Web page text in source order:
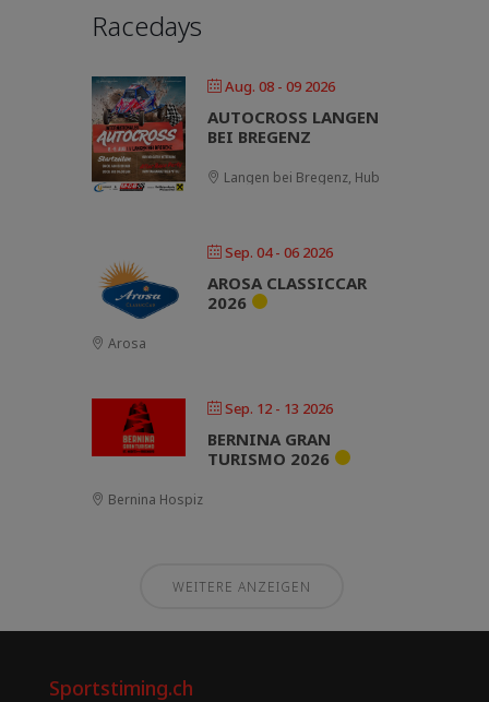
Racedays
Aug. 08 - 09 2026
AUTOCROSS LANGEN
BEI BREGENZ
Langen bei Bregenz, Hub
Sep. 04 - 06 2026
AROSA CLASSICCAR
2026
Arosa
Sep. 12 - 13 2026
BERNINA GRAN
TURISMO 2026
Bernina Hospiz
WEITERE ANZEIGEN
Sportstiming.ch